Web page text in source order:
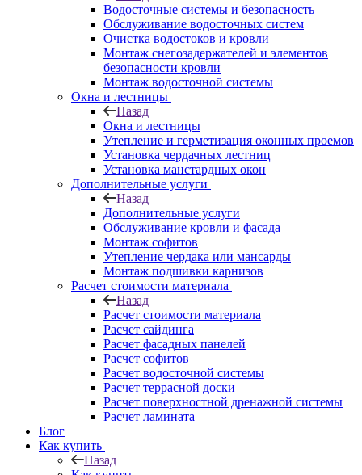
Водосточные системы и безопасность
Обслуживание водосточных систем
Очистка водостоков и кровли
Монтаж снегозадержателей и элементов
безопасности кровли
Монтаж водосточной системы
Окна и лестницы
Назад
Окна и лестницы
Утепление и герметизация оконных проемов
Установка чердачных лестниц
Установка манстардных окон
Дополнительные услуги
Назад
Дополнительные услуги
Обслуживание кровли и фасада
Монтаж софитов
Утепление чердака или мансарды
Монтаж подшивки карнизов
Расчет стоимости материала
Назад
Расчет стоимости материала
Расчет сайдинга
Расчет фасадных панелей
Расчет софитов
Расчет водосточной системы
Расчет террасной доски
Расчет поверхностной дренажной системы
Расчет ламината
Блог
Как купить
Назад